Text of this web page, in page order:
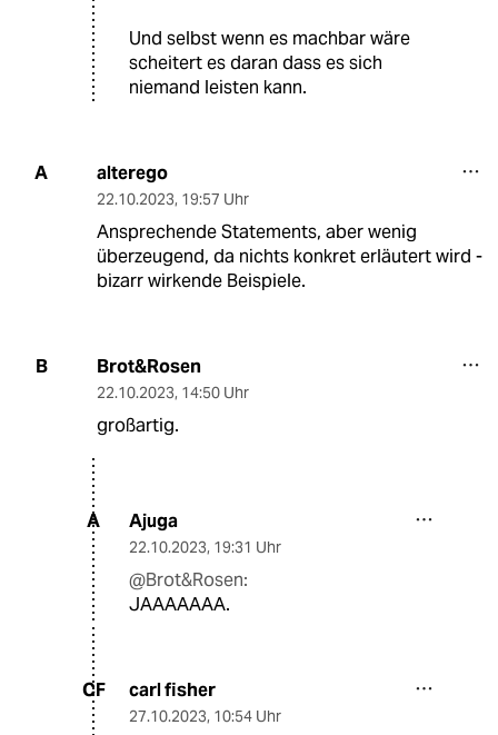
Und selbst wenn es machbar wäre
scheitert es daran dass es sich
niemand leisten kann.
A alterego
22.10.2023, 19:57 Uhr
Ansprechende Statements, aber wenig
überzeugend, da nichts konkret erläutert wird -
bizarr wirkende Beispiele.
B Brot&Rosen
22.10.2023, 14:50 Uhr
großartig.
A Ajuga
22.10.2023, 19:31 Uhr
@Brot&Rosen:
JAAAAAAA.
CF carl fisher
27.10.2023, 10:54 Uhr